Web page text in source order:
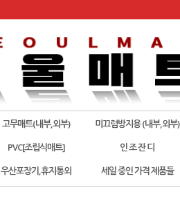
고무매트(내부,외부) 미끄럼방지용 (내부,외부)
PVC[조립식매트] 인 조 잔 디
우산포장기,휴지통외 세일 중인 가격 제품들